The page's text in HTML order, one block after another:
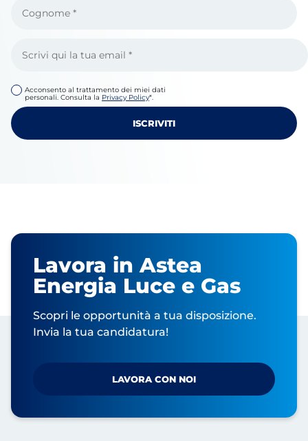
Acconsento al trattamento dei miei dati
personali. Consulta la Privacy Policy*.
Lavora in Astea
Energia Luce e Gas
Scopri le opportunità a tua disposizione.
Invia la tua candidatura!
LAVORA CON NOI